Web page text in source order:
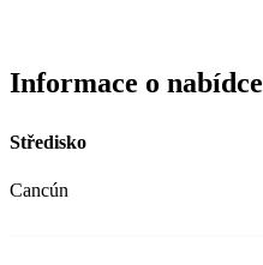
Informace o nabídce
Středisko
Cancún